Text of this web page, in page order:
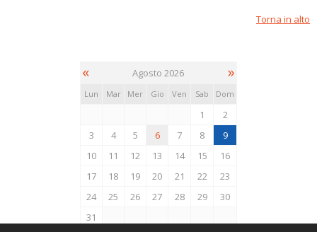
Torna in alto
« Agosto 2026 »
Lun Mar Mer Gio Ven Sab Dom
1
2
3
4 5 6 7 8
9
10
11 12 13 14 15
16
17
18 19 20 21 22
23
24
25 26 27 28 29
30
31